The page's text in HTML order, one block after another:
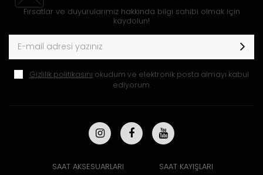
Fırsatlar ve duyurularımız hakkında bilgi sahibi olmak için
kaydolun!
Gizlilik politikasını okudum ve elektronik posta almayı kabul
ediyorum.
SAAT AKSESUARLARI SAAT KAYIŞLARI